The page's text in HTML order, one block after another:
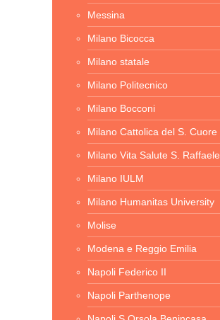
Messina
Milano Bicocca
Milano statale
Milano Politecnico
Milano Bocconi
Milano Cattolica del S. Cuore
Milano Vita Salute S. Raffaele
Milano IULM
Milano Humanitas University
Molise
Modena e Reggio Emilia
Napoli Federico II
Napoli Parthenope